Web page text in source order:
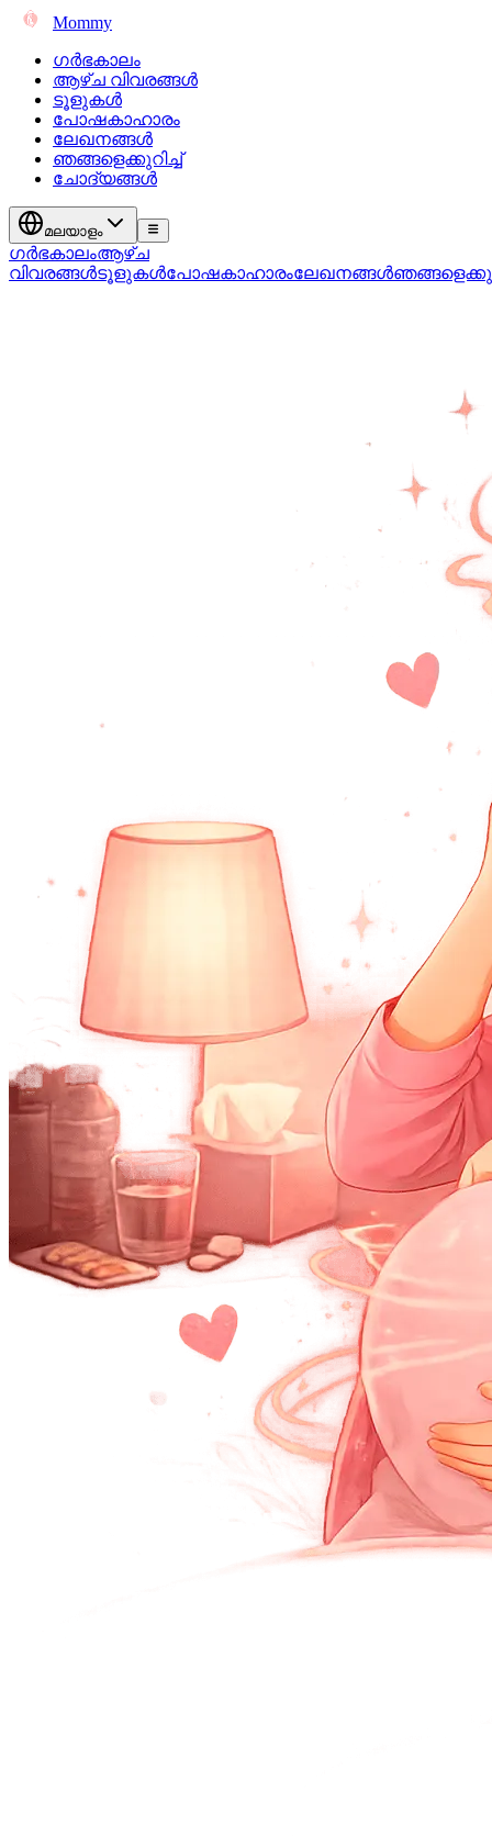
Mommy
ഗർഭകാലം
ആഴ്ച വിവരങ്ങൾ
ടൂളുകൾ
പോഷകാഹാരം
ലേഖനങ്ങൾ
ഞങ്ങളെക്കുറിച്ച്
ചോദ്യങ്ങൾ
മലയാളം
ഗർഭകാലംആഴ്ച
വിവരങ്ങൾടൂളുകൾപോഷകാഹാരംലേഖനങ്ങൾ